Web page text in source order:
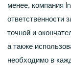
менее, компания
ответственности
точной и
а также
необходимо в